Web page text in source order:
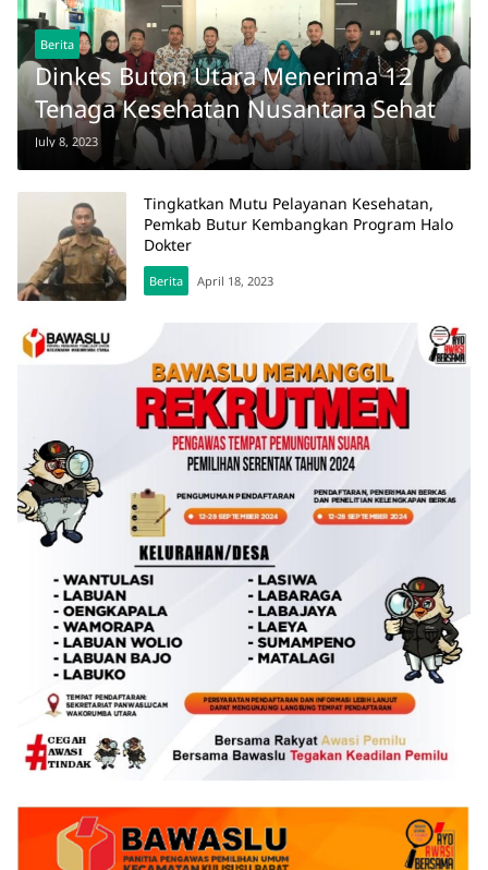
Berita
Dinkes Buton Utara Menerima 12
Tenaga Kesehatan Nusantara Sehat
July 8, 2023
Tingkatkan Mutu Pelayanan Kesehatan,
Pemkab Butur Kembangkan Program Halo
Dokter
Berita April 18, 2023